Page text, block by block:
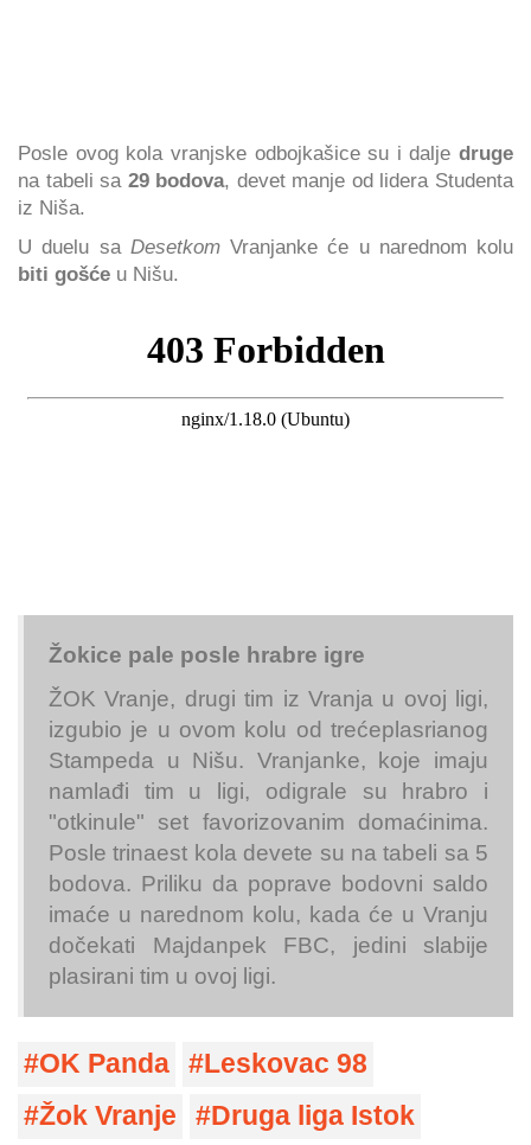
Posle ovog kola vranjske odbojkašice su i dalje druge
na tabeli sa 29 bodova, devet manje od lidera Studenta
iz Niša.
U duelu sa DesetkomVranjanke će u narednom kolu
biti gošće u Nišu.
Žokice pale posle hrabre igre
ŽOK Vranje, drugi tim iz Vranja u ovoj ligi,
izgubio je u ovom kolu od trećeplasrianog
Stampeda u Nišu. Vranjanke, koje imaju
namlađi tim u ligi, odigrale su hrabro i
"otkinule" set favorizovanim domaćinima.
Posle trinaest kola devete su na tabeli sa 5
bodova. Priliku da poprave bodovni saldo
imaće u narednom kolu, kada će u Vranju
dočekati Majdanpek FBC, jedini slabije
plasirani tim u ovoj ligi.
OK Panda
Leskovac 98
Žok Vranje
Druga liga Istok